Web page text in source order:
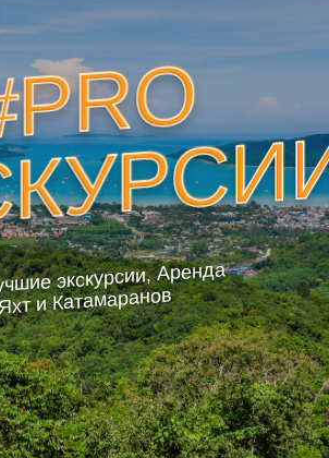
экскурсии, Аренда
и Катамаранов